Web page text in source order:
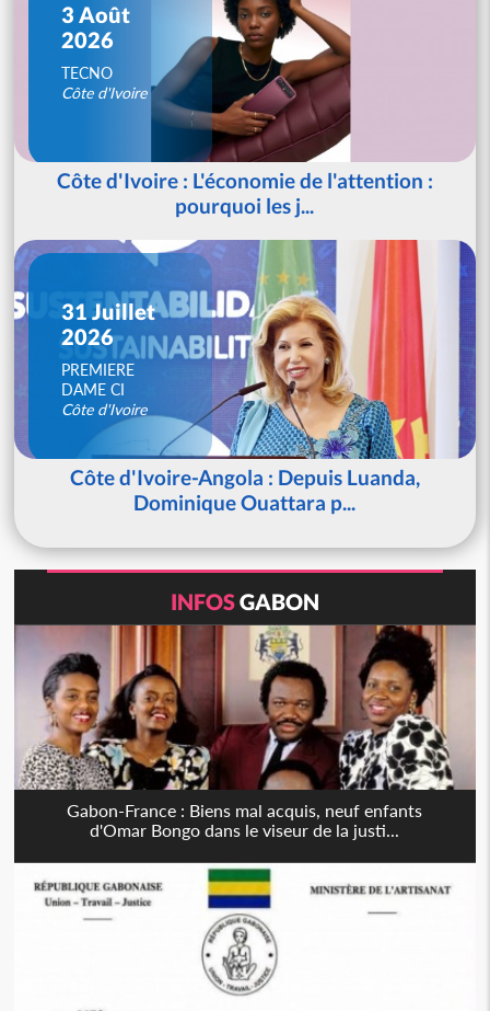
3 Août
2026
TECNO
Côte d'Ivoire
Côte d'Ivoire : L'économie de l'attention :
pourquoi les j...
31 Juillet
2026
PREMIERE
DAME CI
Côte d'Ivoire
Côte d'Ivoire-Angola : Depuis Luanda,
Dominique Ouattara p...
INFOSGABON
Gabon-France : Biens mal acquis, neuf enfants
d'Omar Bongo dans le viseur de la justi...